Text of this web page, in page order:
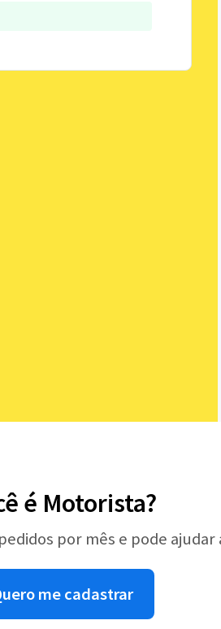
é Motorista?
por mês e pode
me cadastrar